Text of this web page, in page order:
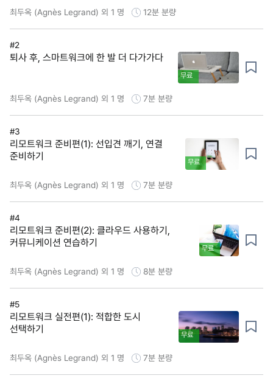
최두옥 (Agnès Legrand) 외 1 명 12분 분량
#2
퇴사 후, 스마트워크에 한 발 더 다가가다
무료
최두옥 (Agnès Legrand) 외 1 명 7분 분량
#3
리모트워크 준비편(1): 선입견 깨기, 연결
준비하기
무료
최두옥 (Agnès Legrand) 외 1 명 7분 분량
#4
리모트워크 준비편(2): 클라우드 사용하기,
커뮤니케이션 연습하기
무료
최두옥 (Agnès Legrand) 외 1 명 8분 분량
#5
리모트워크 실전편(1): 적합한 도시
선택하기
무료
최두옥 (Agnès Legrand) 외 1 명 7분 분량